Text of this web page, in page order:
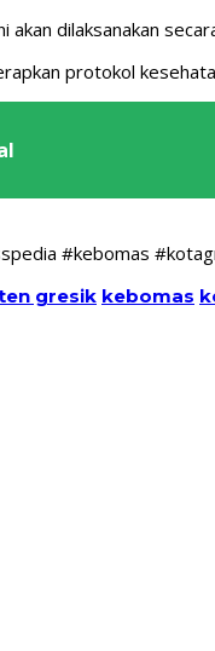
akan dilaksanakan
protokol
#kebomas
gresik kebomas